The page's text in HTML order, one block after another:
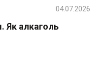
Як алкаголь
04.07.2026